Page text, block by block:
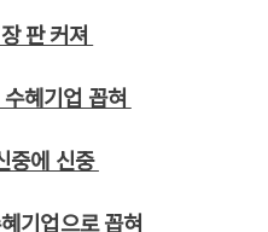
판 커져
혜기업 꼽혀
중에 신중
기업으로 꼽혀